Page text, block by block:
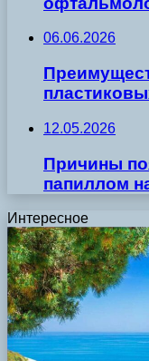
06.06.2026
12.05.2026
Причины
папиллом
Интересное